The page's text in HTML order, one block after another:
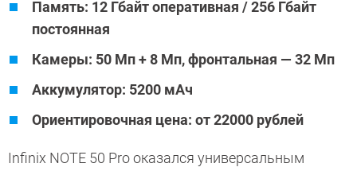
Память: 12 Гбайт оперативная / 256 Гбайт
постоянная
Камеры: 50 Мп + 8 Мп, фронтальная — 32 Мп
Аккумулятор: 5200 мАч
Ориентировочная цена: от 22000 рублей
Infinix NOTE 50 Pro оказался универсальным